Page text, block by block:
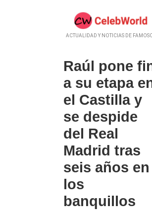
ACTUALIDAD Y NOTICIAS DE
Raúl pone
a su etapa
el Castilla y
se despide
del Real
Madrid tras
seis años en
los
banquillos